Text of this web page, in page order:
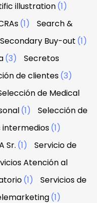
illustration(1)
(1)
Search &
Secondary Buy-out (1)
(3)
Secretos
de clientes(3)
de Medical
(1)
Selección de
intermedios(1)
Sr. (1)
Servicio de
Atención al
(1)
Servicios de
(1)